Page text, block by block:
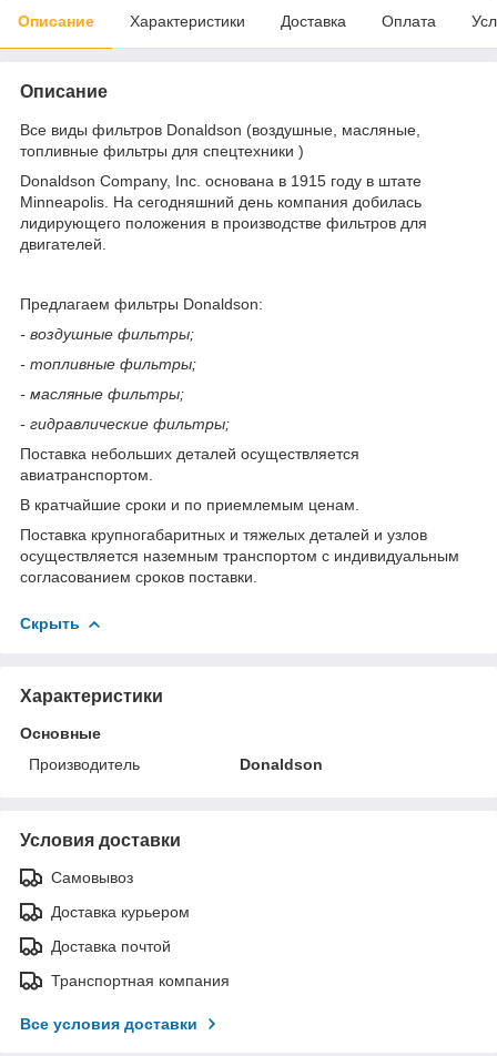
Описание Характеристики Доставка Оплата
Описание
Все виды фильтров Donaldson (воздушные, масляные,
топливные фильтры для спецтехники )
Donaldson Company, Inc. основана в 1915 году в штате
Minneapolis. На сегодняшний день компания добилась
лидирующего положения в производстве фильтров для
двигателей.
Предлагаем фильтры Donaldson:
- воздушные фильтры;
- топливные фильтры;
- масляные фильтры;
- гидравлические фильтры;
Поставка небольших деталей осуществляется
авиатранспортом.
В кратчайшие сроки и по приемлемым ценам.
Поставка крупногабаритных и тяжелых деталей и узлов
осуществляется наземным транспортом с индивидуальным
согласованием сроков поставки.
Скрыть
Характеристики
Основные
Производитель
Donaldson
Условия доставки
Самовывоз
Доставка курьером
Доставка почтой
Транспортная компания
Все условия доставки